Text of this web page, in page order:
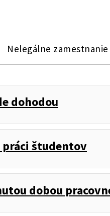
Nelegálne zamestnanie
dohodou
práci študentov
dobou